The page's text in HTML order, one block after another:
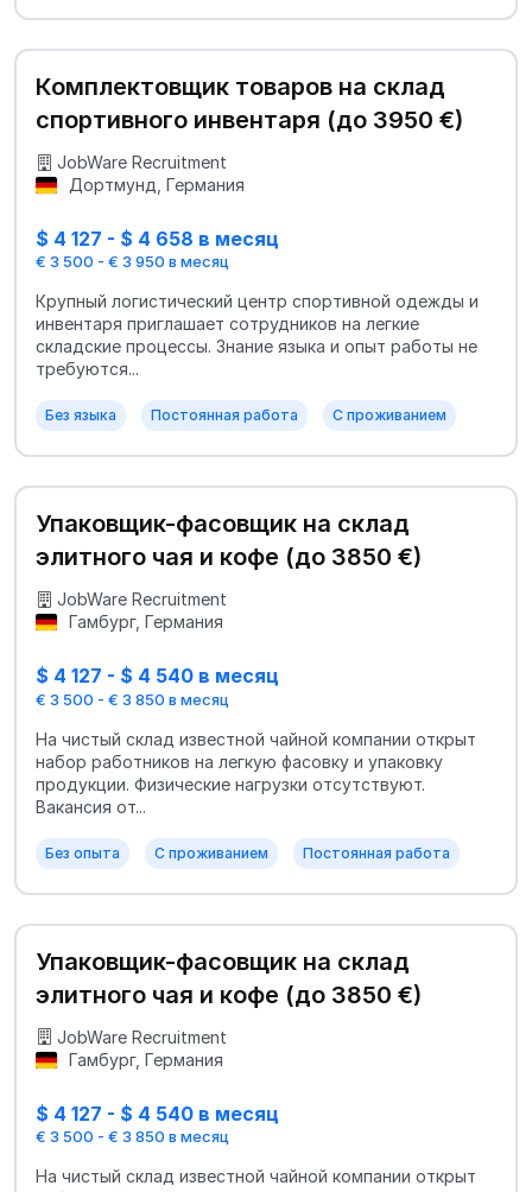
Комплектовщик товаров на склад
спортивного инвентаря (до 3950 €)
JobWare Recruitment
Дортмунд, Германия
$ 4 127 - $ 4 658 в месяц
€ 3 500 - € 3 950 в месяц
Крупный логистический центр спортивной одежды и
инвентаря приглашает сотрудников на легкие
складские процессы. Знание языка и опыт работы не
требуются...
Без языка Постоянная работа С проживанием
Упаковщик-фасовщик на склад
элитного чая и кофе (до 3850 €)
JobWare Recruitment
Гамбург, Германия
$ 4 127 - $ 4 540 в месяц
€ 3 500 - € 3 850 в месяц
На чистый склад известной чайной компании открыт
набор работников на легкую фасовку и упаковку
продукции. Физические нагрузки отсутствуют.
Вакансия от...
Без опыта С проживанием Постоянная работа
Упаковщик-фасовщик на склад
элитного чая и кофе (до 3850 €)
JobWare Recruitment
Гамбург, Германия
$ 4 127 - $ 4 540 в месяц
€ 3 500 - € 3 850 в месяц
На чистый склад известной чайной компании открыт